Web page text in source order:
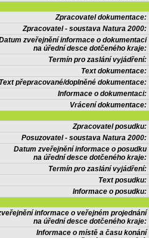
Zpracovatel dokumentace:
Zpracovatel - soustava Natura 2000:
zveřejnění informace o dokumentaci
na úřední desce dotčeného kraje:
Termín pro zaslání vyjádření:
Text dokumentace:
Text přepracované/doplněné dokumentace:
Informace o dokumentaci:
Vrácení dokumentace:
Zpracovatel posudku:
Posuzovatel - soustava Natura 2000:
Datum zveřejnění informace o posudku
na úřední desce dotčeného kraje:
Termín pro zaslání vyjádření:
Text posudku:
Informace o posudku:
informace o veřejném projednání
na úřední desce dotčeného kraje:
Informace o místě a času konání